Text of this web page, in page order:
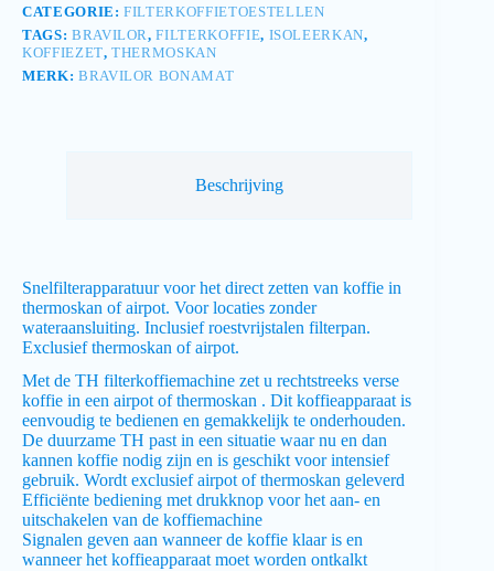
CATEGORIE:FILTERKOFFIETOESTELLEN
TAGS: BRAVILOR,FILTERKOFFIE, ISOLEERKAN,
KOFFIEZET,THERMOSKAN
MERK: BRAVILOR BONAMAT
Beschrijving
Snelfilterapparatuur voor het direct zetten van koffie in
thermoskan of airpot. Voor locaties zonder
wateraansluiting. Inclusief roestvrijstalen filterpan.
Exclusief thermoskan of airpot.
Met de TH filterkoffiemachine zet u rechtstreeks verse
koffie in een airpot of thermoskan . Dit koffieapparaat is
eenvoudig te bedienen en gemakkelijk te onderhouden.
De duurzame TH past in een situatie waar nu en dan
kannen koffie nodig zijn en is geschikt voor intensief
gebruik. Wordt exclusief airpot of thermoskan geleverd
Efficiënte bediening met drukknop voor het aan- en
uitschakelen van de koffiemachine
Signalen geven aan wanneer de koffie klaar is en
wanneer het koffieapparaat moet worden ontkalkt